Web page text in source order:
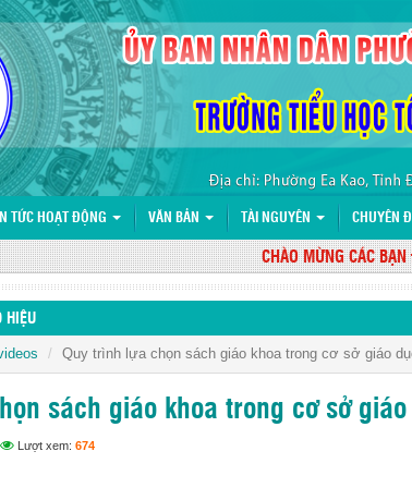
TỨC HOẠT ĐỘNG VĂN BẢN TÀI NGUYÊN CHUYÊN
CHÀO MỪNG CÁC BẠN
HIỆU
Quy trình lựa chọn sách giáo khoa trong cơ sở giáo
sách giáo khoa trong cơ sở
Lượt xem: 674